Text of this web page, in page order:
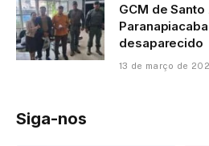
GCM de
desaparecido
13 de março de
Siga-nos